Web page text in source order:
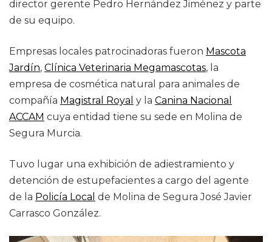
director gerente Pedro Hernández Jiménez y parte
de su equipo.
Empresas locales patrocinadoras fueron Mascota
Jardín, Clínica Veterinaria Megamascotas, la
empresa de cosmética natural para animales de
compañía Magistral Royal y la Canina Nacional
ACCAM cuya entidad tiene su sede en Molina de
Segura Murcia.
Tuvo lugar una exhibición de adiestramiento y
detención de estupefacientes a cargo del agente
de la Policía Local de Molina de Segura José Javier
Carrasco González.